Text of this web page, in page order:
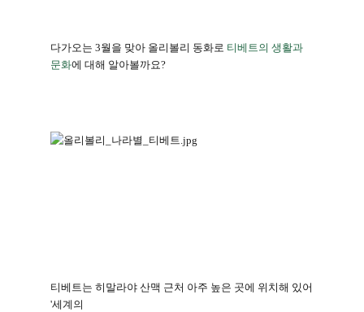
다가오는 3월을 맞아 올리볼리 동화로 티베트의 생활과
문화에 대해 알아볼까요?
티베트는 히말라야 산맥 근처 아주 높은 곳에 위치해 있어
'세계의